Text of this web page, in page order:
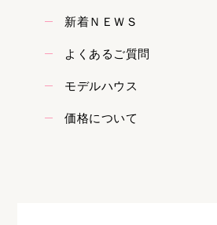
新着ＮＥＷＳ
よくあるご質問
モデルハウス
価格について